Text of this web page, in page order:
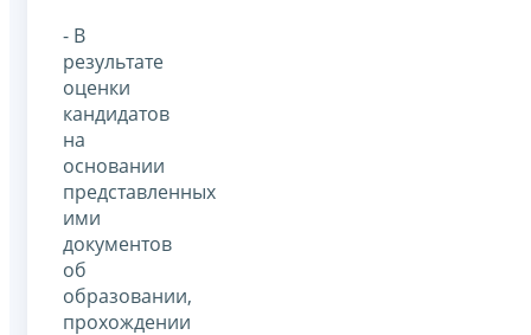
- В
результате
оценки
кандидатов
на
основании
представленных
ими
документов
об
образовании,
прохождении